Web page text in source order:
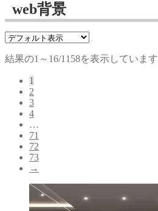
web背景
結果の1～16/1158を表示しています
1
2
3
4
…
71
72
73
→